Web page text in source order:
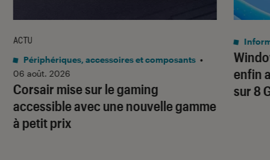
Corsair mise sur le gaming
accessible avec une nouvelle gamme
à petit prix
ACTU
Périphériques, accessoires et composants •
06 août. 2026
enfin
sur 8